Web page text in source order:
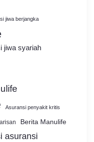
jiwa berjangka
jiwa syariah
Asuransi penyakit kritis
Berita Manulife
asuransi